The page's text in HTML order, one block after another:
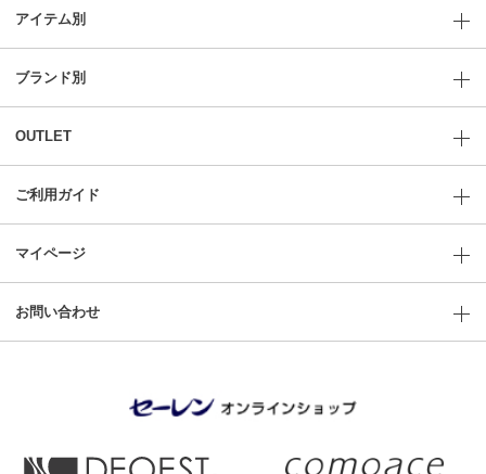
アイテム別
ブランド別
OUTLET
ご利用ガイド
マイページ
お問い合わせ